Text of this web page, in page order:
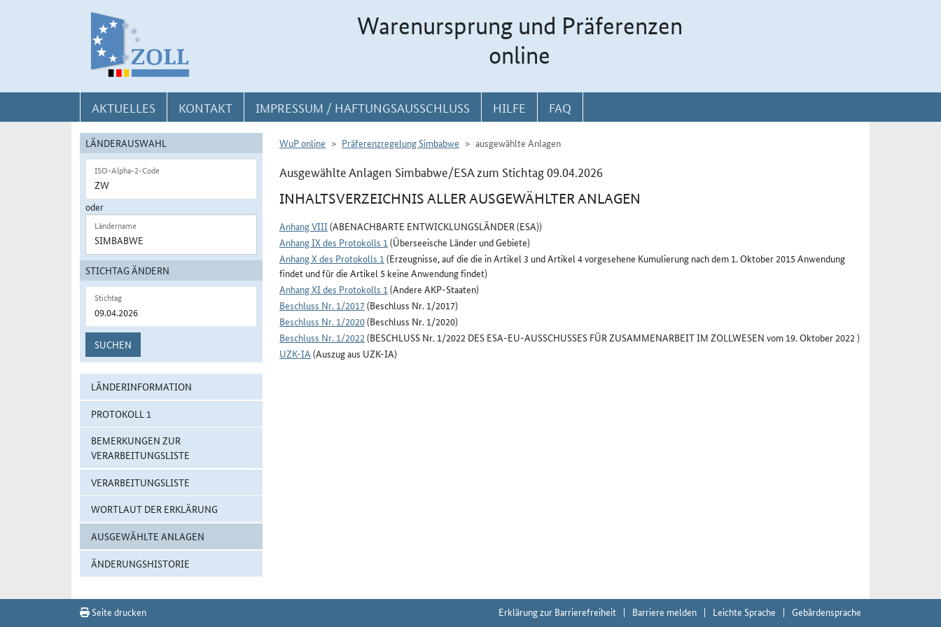
Warenursprung und Präferenzen
online
AKTUELLES KONTAKT IMPRESSUM / HAFTUNGSAUSSCHLUSS HILFE FAQ
LÄNDERAUSWAHL
ISO-Alpha-2-Code
oder
Ländername
STICHTAG ÄNDERN
Stichtag
SUCHEN
LÄNDERINFORMATION
PROTOKOLL 1
BEMERKUNGEN ZUR
VERARBEITUNGSLISTE
VERARBEITUNGSLISTE
WORTLAUT DER ERKLÄRUNG
AUSGEWÄHLTE ANLAGEN
ÄNDERUNGSHISTORIE
WuP online Präferenzregelung Simbabwe ausgewählte Anlagen
Ausgewählte Anlagen Simbabwe/ESA zum Stichtag 09.04.2026
INHALTSVERZEICHNIS ALLER AUSGEWÄHLTER ANLAGEN
Anhang VIII(ABENACHBARTE ENTWICKLUNGSLÄNDER (ESA))
Anhang IX des Protokolls 1(Überseeische Länder und Gebiete)
Anhang X des Protokolls 1(Erzeugnisse, auf die die in Artikel 3 und Artikel 4 vorgesehene Kumulierung nach dem 1. Oktober 2015 Anwendung
findet und für die Artikel 5 keine Anwendung findet)
Anhang XI des Protokolls 1(Andere AKP-Staaten)
Beschluss Nr. 1/2017(Beschluss Nr. 1/2017)
Beschluss Nr. 1/2020(Beschluss Nr. 1/2020)
Beschluss Nr. 1/2022 (BESCHLUSS Nr. 1/2022 DES ESA-EU-AUSSCHUSSES FÜR ZUSAMMENARBEIT IM ZOLLWESEN vom 19. Oktober 2022 )
UZK-IA(Auszug aus UZK-IA)
Seite drucken Erklärung zur Barrierefreiheit Barriere melden Leichte Sprache Gebärdensprache